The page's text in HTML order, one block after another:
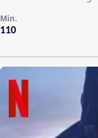
110
Min.